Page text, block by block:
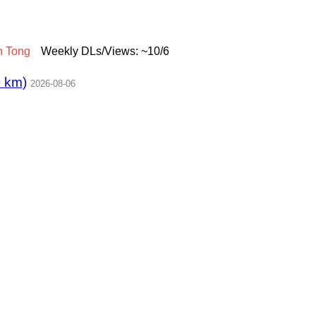
Tong Weekly DLs/Views: ~10/6
km) 2026-08-06